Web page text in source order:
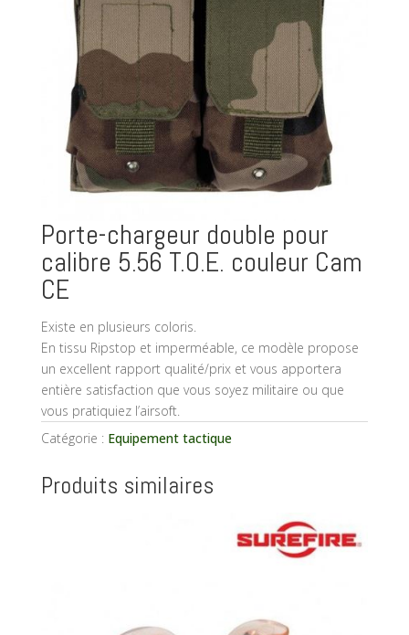
Porte-chargeur double pour
calibre 5.56 T.O.E. couleur Cam
CE
Existe en plusieurs coloris.
En tissu Ripstop et imperméable, ce modèle propose
un excellent rapport qualité/prix et vous apportera
entière satisfaction que vous soyez militaire ou que
vous pratiquiez l’airsoft.
Catégorie : Equipement tactique
Produits similaires